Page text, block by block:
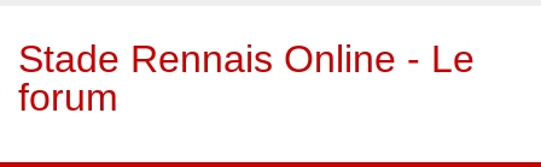
Stade Rennais Online - Le
forum